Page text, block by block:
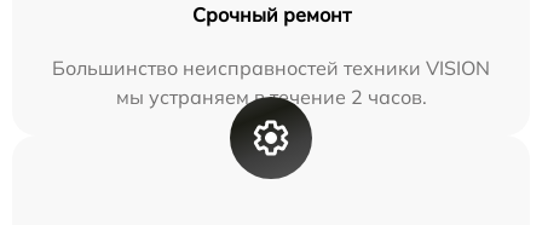
Срочный ремонт
Большинство неисправностей техники VISION
мы устраняем в течение 2 часов.